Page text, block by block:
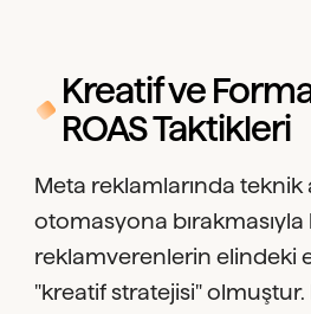
Kreatif ve
ROAS Taktikleri
Meta reklamlarında teknik
otomasyona bırakmasıyla
reklamverenlerin elindeki
"kreatif stratejisi" olmuştur.